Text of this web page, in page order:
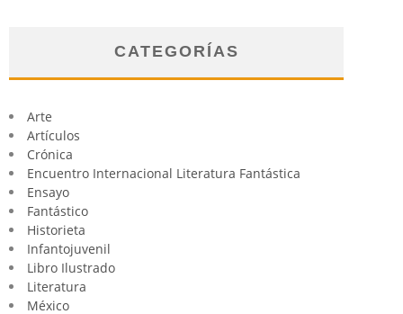
CATEGORÍAS
Arte
Artículos
Crónica
Encuentro Internacional Literatura Fantástica
Ensayo
Fantástico
Historieta
Infantojuvenil
Libro Ilustrado
Literatura
México